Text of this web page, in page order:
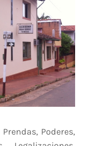
Poderes,